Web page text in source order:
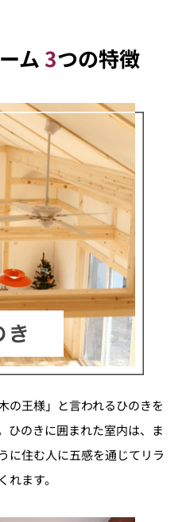
ム3つの特徴
の王様」と言われるひのきを
ひのきに囲まれた室内は、ま
に住む人に五感を通じてリラ
れます。